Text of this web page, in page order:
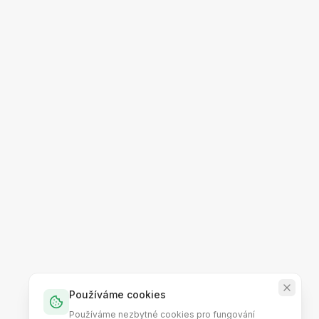
Používáme cookies
Používáme nezbytné cookies pro fungování